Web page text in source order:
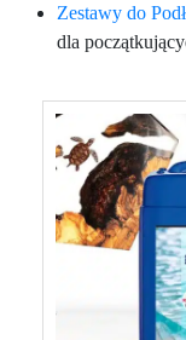
Zestawy do
dla